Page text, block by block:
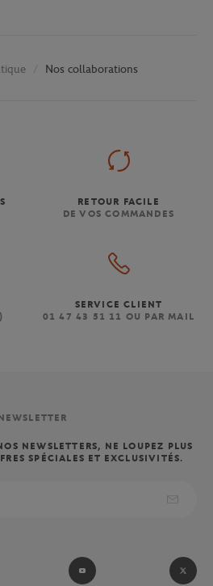
Nos collaborations
RETOUR FACILE
DE VOS COMMANDES
SERVICE CLIENT
01 47 43 51 11 OU PAR MAIL
NEWSLETTERS, NE LOUPEZ PLUS
SPÉCIALES ET EXCLUSIVITÉS.